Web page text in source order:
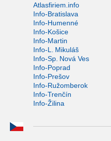
Atlasfiriem.info
Info-Bratislava
Info-Humenné
Info-Košice
Info-Martin
Info-L. Mikuláš
Info-Sp. Nová Ves
Info-Poprad
Info-Prešov
Info-Ružomberok
Info-Trenčín
Info-Žilina